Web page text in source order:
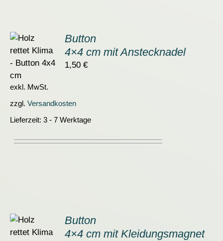
Button
4×4 cm mit Anstecknadel
1,50€
exkl. MwSt.
zzgl. Versandkosten
Lieferzeit: 3 - 7 Werktage
Button
4×4 cm mit Kleidungsmagnet